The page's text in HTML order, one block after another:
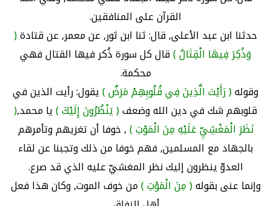
القرآن على المنافقين.
حدثنا ابن عبد الأعلى, قال: ثنا ابن ثور, عن معمر, عن قتادة(
وَذُكِرَ فِيهَا الْقِتَالُ )قال كل سورة ذُكر فيها القتال فهي
محكمة.
وقوله( رَأَيْتَ الَّذِينَ فِي قُلُوبِهِمْ مَرَضٌ )يقول: رأيت الذين في
قلوبهم شك في دين الله وضعف( يَنْظُرُونَ إِلَيْكَ )يا محمد,(
نَظَرَ الْمَغْشِيِّ عَلَيْهِ مِنَ الْمَوْتِ ), خوفا أن تغزيهم وتأمرهم
بالجهاد مع المسلمين, فهم خوفا من ذلك وتجبنا عن لقاء
العدوّ ينظرون إليك نظر المغشيّ عليه الذي قد صرع.
وإنما عنى بقوله( مِنَ الْمَوْتِ )من خوف الموت, وكان هذا فعل